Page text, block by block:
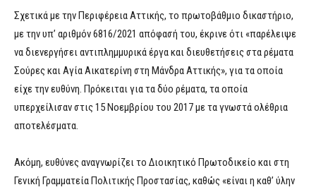
Σχετικά με την Περιφέρεια Αττικής, το πρωτοβάθμιο δικαστήριο,
με την υπ’ αριθμόν 6816/2021 απόφασή του, έκρινε ότι «παρέλειψε
να διενεργήσει αντιπλημμυρικά έργα και διευθετήσεις στα ρέματα
Σούρες και Αγία Αικατερίνη στη Μάνδρα Αττικής», για τα οποία
είχε την ευθύνη. Πρόκειται για τα δύο ρέματα, τα οποία
υπερχείλισαν στις 15 Νοεμβρίου του 2017 με τα γνωστά ολέθρια
αποτελέσματα.
Ακόμη, ευθύνες αναγνωρίζει το Διοικητικό Πρωτοδικείο και στη
Γενική Γραμματεία Πολιτικής Προστασίας, καθώς «είναι η καθ’ ύλην